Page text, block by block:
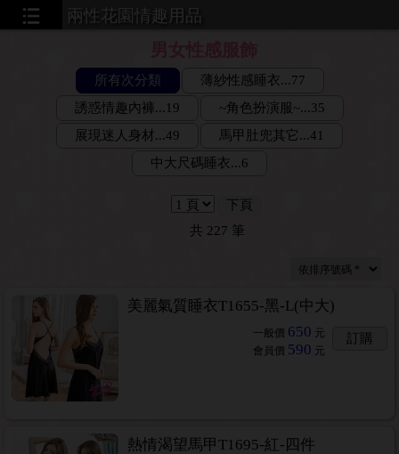
兩性花園情趣用品
所有次分類
薄紗性感睡衣...77
誘惑情趣內褲...19
~角色扮演服~...35
展現迷人身材...49
馬甲肚兜其它...41
中大尺碼睡衣...6
下頁
共 227 筆
美麗氣質睡衣T1655-黑-L(中大)
一般價 650 元
會員價 590 元
訂購
熱情渴望馬甲T1695-紅-四件